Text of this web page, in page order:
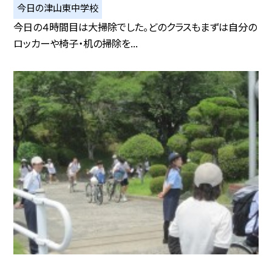
今日の津山東中学校
今日の４時間目は大掃除でした。どのクラスもまずは自分の
ロッカーや椅子・机の掃除を...